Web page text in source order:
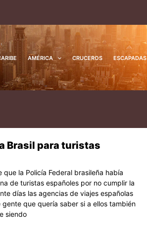
AMÉRICA CRUCEROS ESCAPADAS
Brasil para turistas
la Policía Federal brasileña había
de turistas españoles por no cumplir la
días las agencias de viajes españolas
que quería saber si a ellos también
siendo